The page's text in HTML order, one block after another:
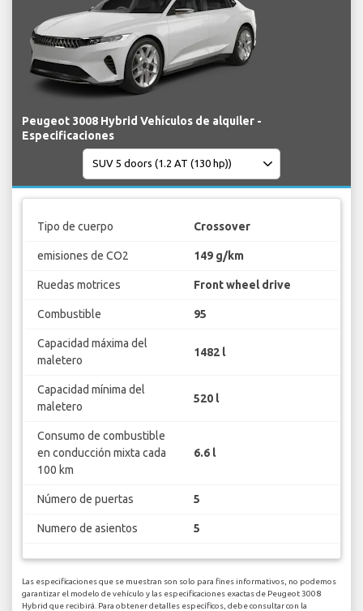
Peugeot 3008 Hybrid Vehículos de alquiler -
Especificaciones
Tipo de cuerpo Crossover
emisiones de CO2 149 g/km
Ruedas motrices Front wheel drive
Combustible 95
Capacidad máxima del
maletero
1482 l
Capacidad mínima del
maletero
520 l
Consumo de combustible
en conducción mixta cada
100 km
6.6 l
Número de puertas 5
Numero de asientos 5
Las especificaciones que se muestran son solo para fines informativos, no podemos
garantizar el modelo de vehículo y las especificaciones exactas de Peugeot 3008
Hybrid que recibirá. Para obtener detalles específicos, debe consultar con la